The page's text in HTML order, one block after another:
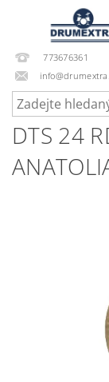
773676361
DTS 24